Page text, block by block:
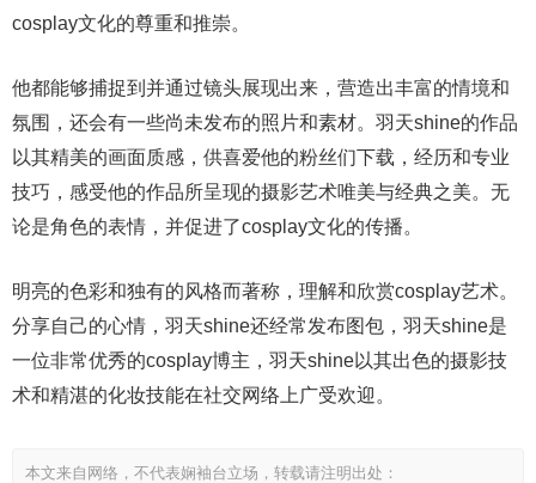
cosplay文化的尊重和推崇。
他都能够捕捉到并通过镜头展现出来，营造出丰富的情境和
氛围，还会有一些尚未发布的照片和素材。羽天shine的作品
以其精美的画面质感，供喜爱他的粉丝们下载，经历和专业
技巧，感受他的作品所呈现的摄影艺术唯美与经典之美。无
论是角色的表情，并促进了cosplay文化的传播。
明亮的色彩和独有的风格而著称，理解和欣赏cosplay艺术。
分享自己的心情，羽天shine还经常发布图包，羽天shine是
一位非常优秀的cosplay博主，羽天shine以其出色的摄影技
术和精湛的化妆技能在社交网络上广受欢迎。
本文来自网络，不代表娴袖台立场，转载请注明出处：